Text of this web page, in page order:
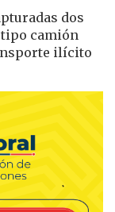
dos
camión
ilícito